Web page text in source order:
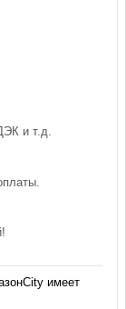
и т.д.
имеет